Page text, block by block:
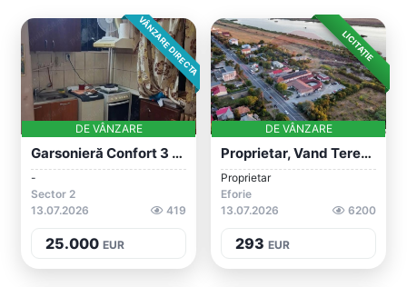
VÂNZARE DIRECTA
DE VÂNZARE
Garsonieră Confort 3 Pantelimon
-
Sector 2
13.07.2026
419
25.000 EUR
LICITAȚIE
DE VÂNZARE
Proprietar, Vand Teren Intravilan Situat...
Proprietar
Eforie
13.07.2026
6200
293 EUR